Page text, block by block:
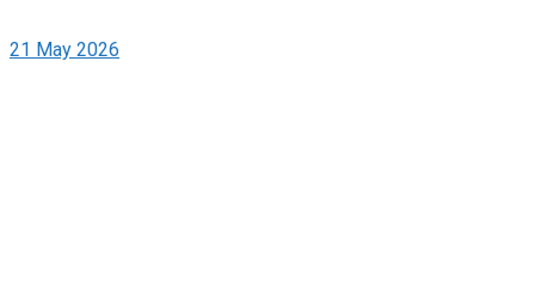
Gratis di Berita-Properti.com
21 May 2026